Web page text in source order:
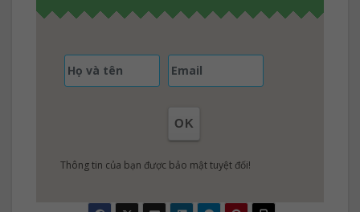
OK
Thông tin của bạn được bảo mật tuyệt đối!